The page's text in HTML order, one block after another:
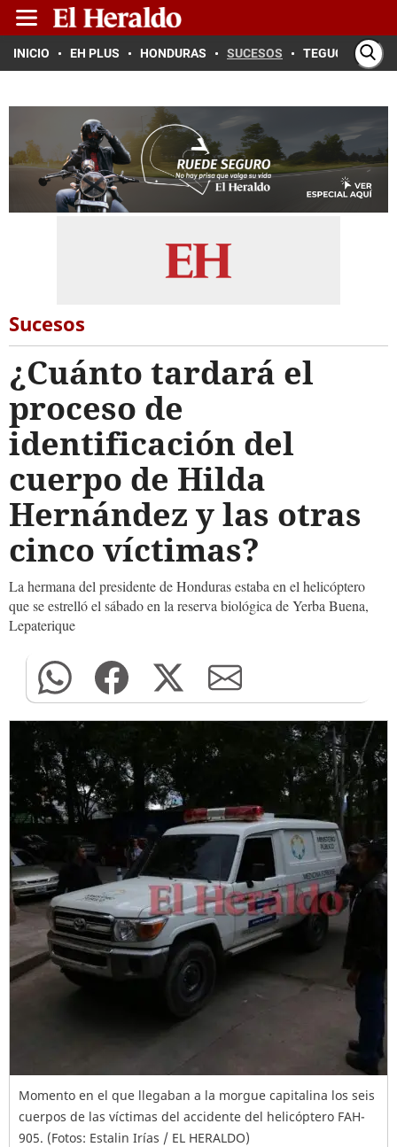
INICIO EH PLUS HONDURAS SUCESOS TEGUCIGALPA
Sucesos
¿Cuánto tardará el
proceso de
identificación del
cuerpo de Hilda
Hernández y las otras
cinco víctimas?
La hermana del presidente de Honduras estaba en el helicóptero
que se estrelló el sábado en la reserva biológica de Yerba Buena,
Lepaterique
Momento en el que llegaban a la morgue capitalina los seis
cuerpos de las víctimas del accidente del helicóptero FAH-
905. (Fotos: Estalin Irías / EL HERALDO)